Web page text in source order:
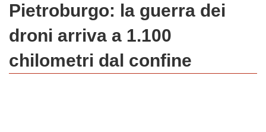
Pietroburgo: la guerra dei
droni arriva a 1.100
chilometri dal confine